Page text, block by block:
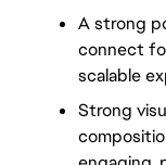
A strong
connect
scalable
Strong